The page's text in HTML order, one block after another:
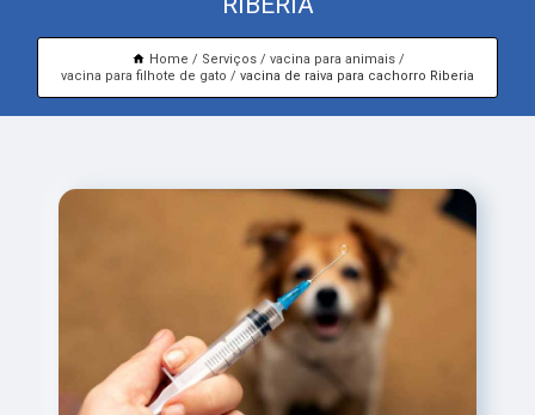
Home Serviços
vacina para animais
vacina para filhote de gato
vacina de raiva para cachorro Riberia